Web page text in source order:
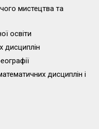
мистецтва та
освіти
дисциплін
дисциплін і